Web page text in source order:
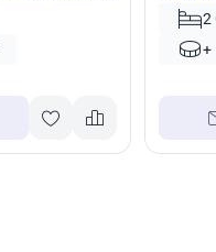
465592